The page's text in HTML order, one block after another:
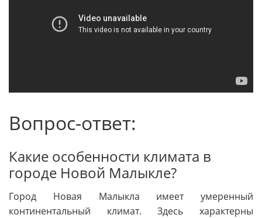
Вопрос-ответ:
Какие особенности климата в
городе Новой Малыкле?
Город Новая Малыкла имеет умеренный
континентальный климат. Здесь характерны